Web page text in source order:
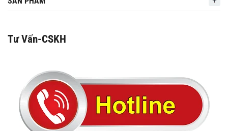
Tư Vấn-CSKH